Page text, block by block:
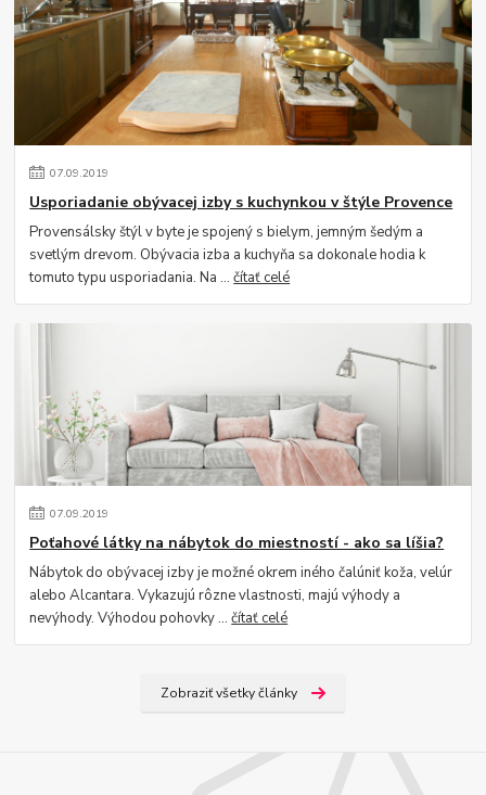
07.09.2019
Usporiadanie obývacej izby s kuchynkou v štýle Provence
Provensálsky štýl v byte je spojený s bielym, jemným šedým a
svetlým drevom. Obývacia izba a kuchyňa sa dokonale hodia k
tomuto typu usporiadania. Na ...čítať celé
07.09.2019
Poťahové látky na nábytok do miestností - ako sa líšia?
Nábytok do obývacej izby je možné okrem iného čalúniť koža, velúr
alebo Alcantara. Vykazujú rôzne vlastnosti, majú výhody a
nevýhody. Výhodou pohovky ...čítať celé
Zobraziť všetky články